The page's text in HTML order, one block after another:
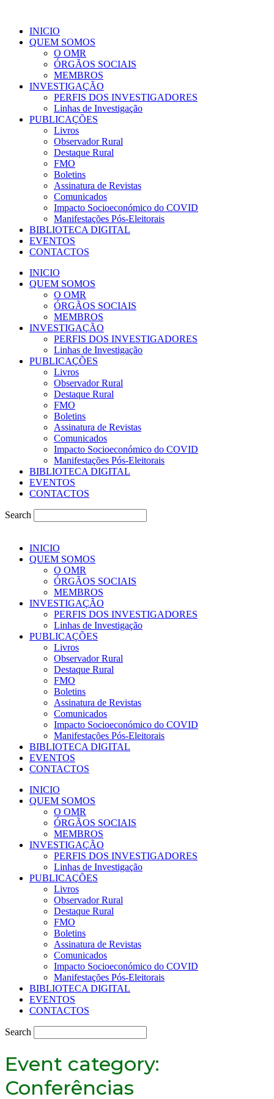
INICIO
QUEM SOMOS
O OMR
ÓRGÃOS SOCIAIS
MEMBROS
INVESTIGAÇÃO
PERFIS DOS INVESTIGADORES
Linhas de Investigação
PUBLICAÇÕES
Livros
Observador Rural
Destaque Rural
FMO
Boletins
Assinatura de Revistas
Comunicados
Impacto Socioeconómico do COVID
Manifestações Pós-Eleitorais
BIBLIOTECA DIGITAL
EVENTOS
CONTACTOS
INICIO
QUEM SOMOS
O OMR
ÓRGÃOS SOCIAIS
MEMBROS
INVESTIGAÇÃO
PERFIS DOS INVESTIGADORES
Linhas de Investigação
PUBLICAÇÕES
Livros
Observador Rural
Destaque Rural
FMO
Boletins
Assinatura de Revistas
Comunicados
Impacto Socioeconómico do COVID
Manifestações Pós-Eleitorais
BIBLIOTECA DIGITAL
EVENTOS
CONTACTOS
Search
INICIO
QUEM SOMOS
O OMR
ÓRGÃOS SOCIAIS
MEMBROS
INVESTIGAÇÃO
PERFIS DOS INVESTIGADORES
Linhas de Investigação
PUBLICAÇÕES
Livros
Observador Rural
Destaque Rural
FMO
Boletins
Assinatura de Revistas
Comunicados
Impacto Socioeconómico do COVID
Manifestações Pós-Eleitorais
BIBLIOTECA DIGITAL
EVENTOS
CONTACTOS
INICIO
QUEM SOMOS
O OMR
ÓRGÃOS SOCIAIS
MEMBROS
INVESTIGAÇÃO
PERFIS DOS INVESTIGADORES
Linhas de Investigação
PUBLICAÇÕES
Livros
Observador Rural
Destaque Rural
FMO
Boletins
Assinatura de Revistas
Comunicados
Impacto Socioeconómico do COVID
Manifestações Pós-Eleitorais
BIBLIOTECA DIGITAL
EVENTOS
CONTACTOS
Search
Event category:
Conferências